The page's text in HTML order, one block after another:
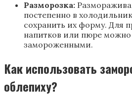
Разморозка:
постепенно в
сохранить их форму. Для
напитков или пюре можно
замороженными.
Как использовать
облепиху?